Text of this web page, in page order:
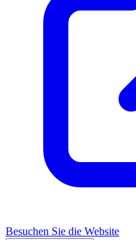
Besuchen Sie die Website